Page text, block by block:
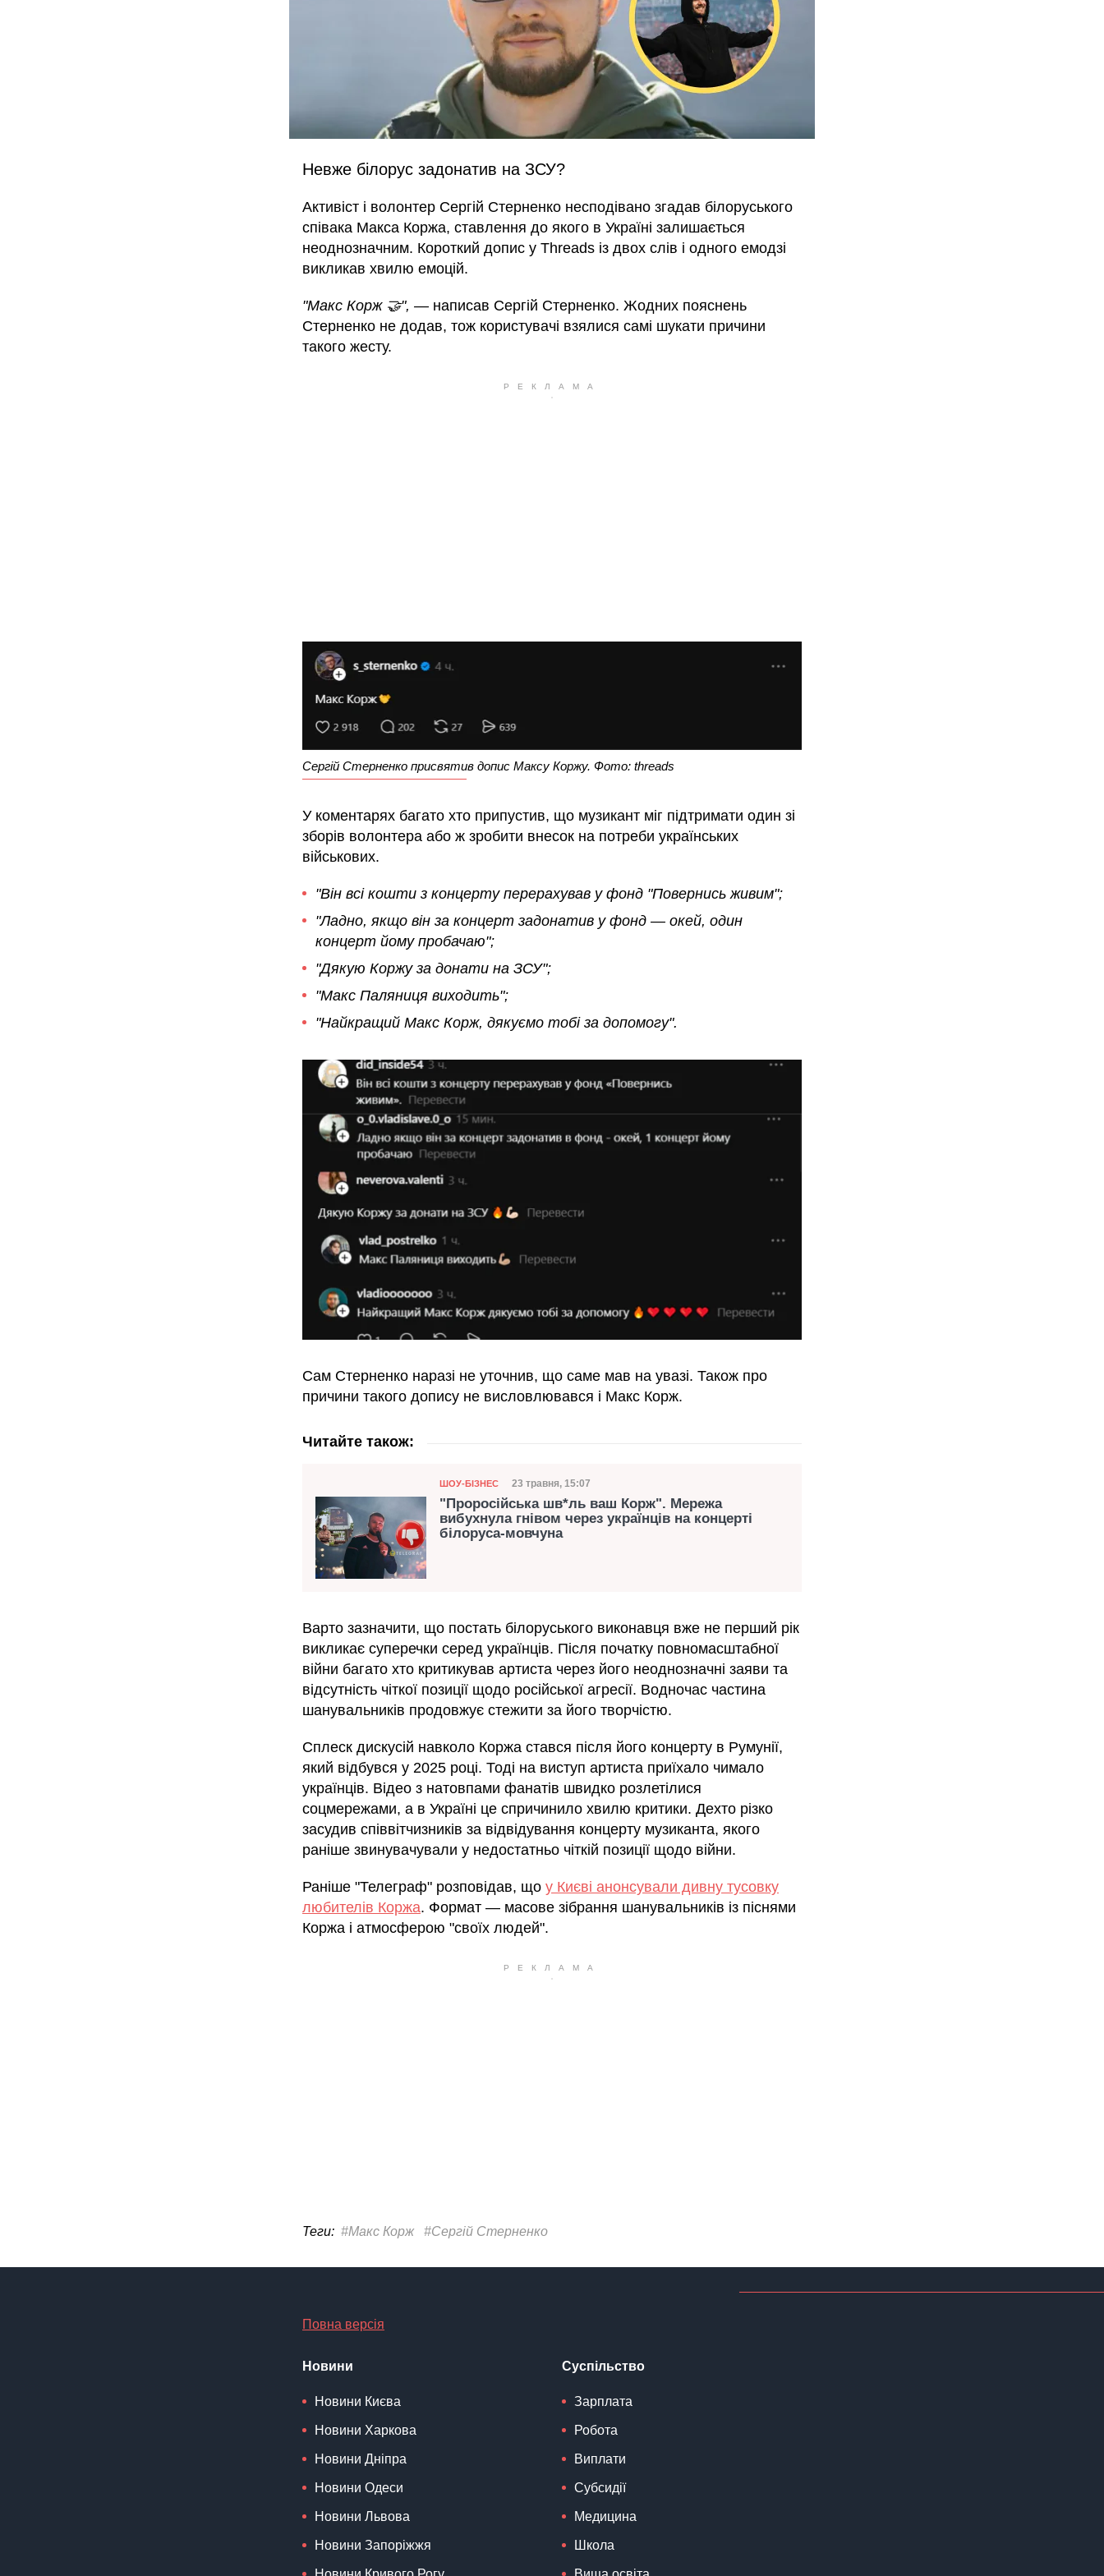
Невже білорус задонатив на ЗСУ?
Активіст і волонтер Сергій Стерненко несподівано згадав білоруського
співака Макса Коржа, ставлення до якого в Україні залишається
неоднозначним. Короткий допис у Threads із двох слів і одного емодзі
викликав хвилю емоцій.
"Макс Корж 🤝", — написав Сергій Стерненко. Жодних пояснень
Стерненко не додав, тож користувачі взялися самі шукати причини
такого жесту.
Сергій Стерненко присвятив допис Максу Коржу. Фото: threads
У коментарях багато хто припустив, що музикант міг підтримати один зі
зборів волонтера або ж зробити внесок на потреби українських
військових.
"Він всі кошти з концерту перерахував у фонд "Повернись живим";
"Ладно, якщо він за концерт задонатив у фонд — окей, один
концерт йому пробачаю";
"Дякую Коржу за донати на ЗСУ";
"Макс Паляниця виходить";
"Найкращий Макс Корж, дякуємо тобі за допомогу".
Сам Стерненко наразі не уточнив, що саме мав на увазі. Також про
причини такого допису не висловлювався і Макс Корж.
Читайте також:
Категорія
ШОУ-БІЗНЕС Дата публікації
23 травня, 15:07
"Проросійська шв*ль ваш Корж". Мережа
вибухнула гнівом через українців на концерті
білоруса-мовчуна
Варто зазначити, що постать білоруського виконавця вже не перший рік
викликає суперечки серед українців. Після початку повномасштабної
війни багато хто критикував артиста через його неоднозначні заяви та
відсутність чіткої позиції щодо російської агресії. Водночас частина
шанувальників продовжує стежити за його творчістю.
Сплеск дискусій навколо Коржа стався після його концерту в Румунії,
який відбувся у 2025 році. Тоді на виступ артиста приїхало чимало
українців. Відео з натовпами фанатів швидко розлетілися
соцмережами, а в Україні це спричинило хвилю критики. Дехто різко
засудив співвітчизників за відвідування концерту музиканта, якого
раніше звинувачували у недостатньо чіткій позиції щодо війни.
Раніше "Телеграф" розповідав, що у Києві анонсували дивну тусовку
любителів Коржа. Формат — масове зібрання шанувальників із піснями
Коржа і атмосферою "своїх людей".
Теги: #Макс Корж #Сергій Стерненко
Повна версія
Новини
Новини Києва
Новини Харкова
Новини Дніпра
Новини Одеси
Новини Львова
Новини Запоріжжя
Суспільство
Зарплата
Робота
Виплати
Субсидії
Медицина
Школа